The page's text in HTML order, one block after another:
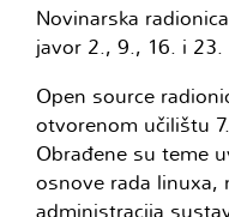
Novinarska
javor 2., 9., 16. i 23.
Open source
otvorenom učilištu
Obrađene su teme
osnove rada linuxa,